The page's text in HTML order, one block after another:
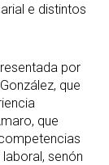
e distintos
por
que
que
senón